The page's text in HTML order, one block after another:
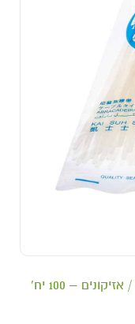
/ אזיקונים – 100 יח'